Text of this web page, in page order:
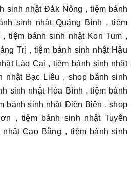
sinh nhật Đắk Nông , tiệm bánh
sinh nhật Quảng Bình , tiệm
tiệm bánh sinh nhật Kon Tum ,
Trị , tiệm bánh sinh nhật Hậu
Lào Cai , tiệm bánh sinh nhật
nhật Bạc Liêu , shop bánh sinh
sinh nhật Hòa Bình , tiệm bánh
bánh sinh nhật Điện Biên , shop
, tiệm bánh sinh nhật Tuyên
Cao Bằng , tiệm bánh sinh